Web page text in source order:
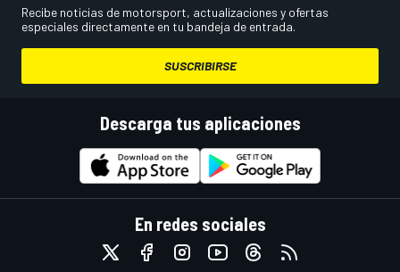
Recibe noticias de motorsport, actualizaciones y ofertas
especiales directamente en tu bandeja de entrada.
SUSCRIBIRSE
Descarga tus aplicaciones
En redes sociales